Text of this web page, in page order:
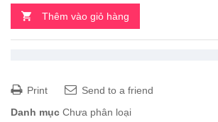
Thêm vào giỏ hàng
Print
Send to a friend
Danh mục Chưa phân loại